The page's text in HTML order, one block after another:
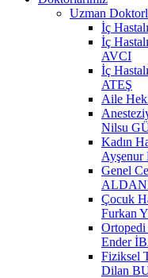
Uzman
İç
İç
AVCI
İç
ATEŞ
Aile
Nilsu
Kadın
Ayşenur
Genel
Çocuk
Furkan
Ortopedi
Ender
Fiziksel
Dilan